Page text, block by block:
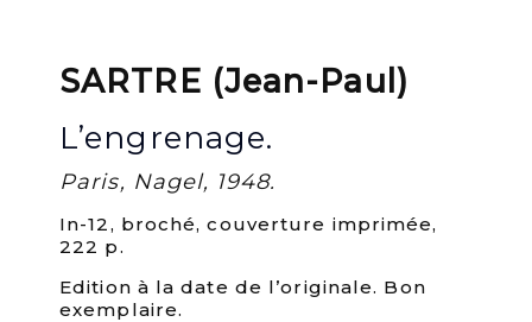
SARTRE (Jean-Paul)
L’engrenage.
Paris, Nagel, 1948.
In-12, broché, couverture imprimée,
222 p.
Edition à la date de l’originale. Bon
exemplaire.